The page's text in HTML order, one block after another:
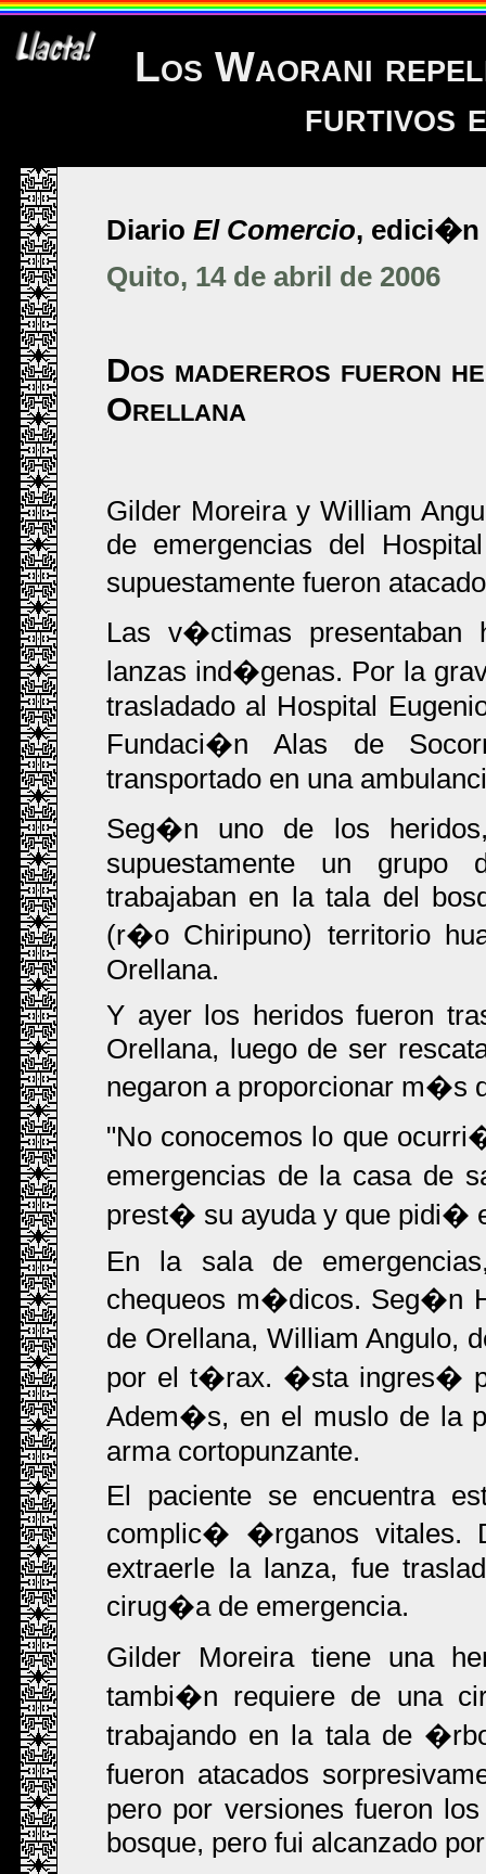
Los Waorani
furtivos
Diario El Comercio, edici�n
Quito, 14 de abril de 2006
Dos madereros fueron
Orellana
Gilder Moreira y William
de emergencias del
supuestamente fueron
Las v�ctimas presentaban
lanzas ind�genas. Por la
trasladado al Hospital
Fundaci�n Alas de
transportado en una
Seg�n uno de los
supuestamente un grupo
trabajaban en la tala del
(r�o Chiripuno) territorio
Orellana.
Y ayer los heridos fueron
Orellana, luego de ser
negaron a proporcionar m�s
"No conocemos lo que
emergencias de la casa de
prest� su ayuda y que pidi�
En la sala de
chequeos m�dicos. Seg�n
de Orellana, William Angulo,
por el t�rax. �sta ingres�
Adem�s, en el muslo de la
arma cortopunzante.
El paciente se encuentra
complic� �rganos vitales.
extraerle la lanza, fue
cirug�a de emergencia.
Gilder Moreira tiene una
tambi�n requiere de una
trabajando en la tala de
fueron atacados
pero por versiones fueron
bosque, pero fui alcanzado